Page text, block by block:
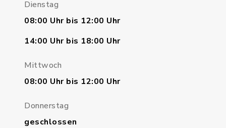
Dienstag
08:00 Uhr bis 12:00 Uhr
14:00 Uhr bis 18:00 Uhr
Mittwoch
08:00 Uhr bis 12:00 Uhr
Donnerstag
geschlossen